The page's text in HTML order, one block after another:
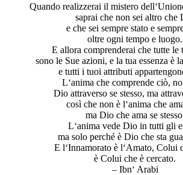
Quando realizzerai il mistero
saprai che non sei altro che
e che sei sempre stato e
oltre ogni tempo e luogo.
E allora comprenderai che tutte le
sono le Sue azioni, e la tua essenza è
e tutti i tuoi attributi
L‘anima che comprende ciò,
Dio attraverso se stesso, ma
così che non è l‘anima che
ma Dio che ama se
L‘anima vede Dio in tutti gli
ma solo perché è Dio che sta
E l‘Innamorato è l‘Amato, Colui
è Colui che è cercato.
– Ibn‘ Arabi